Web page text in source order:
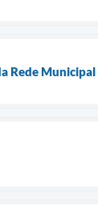
Rede Municipal